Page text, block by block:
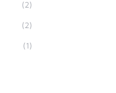
(2)
(2)
(1)